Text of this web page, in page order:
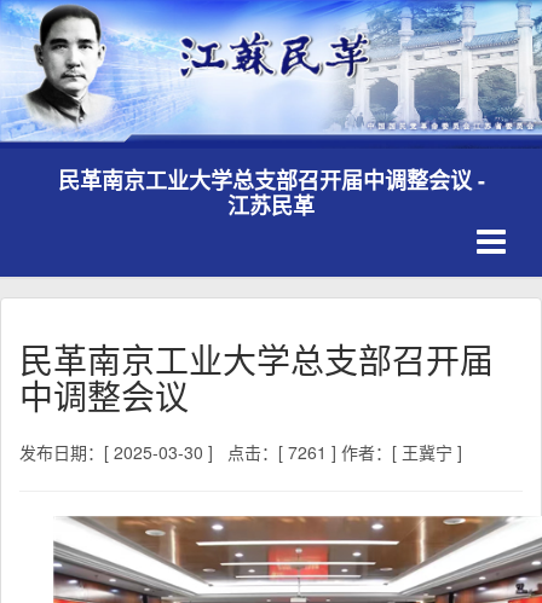
民革南京工业大学总支部召开届中调整会议 -
江苏民革
民革南京工业大学总支部召开届
中调整会议
发布日期：[ 2025-03-30 ] 点击：[ 7261 ] 作者：[ 王冀宁 ]